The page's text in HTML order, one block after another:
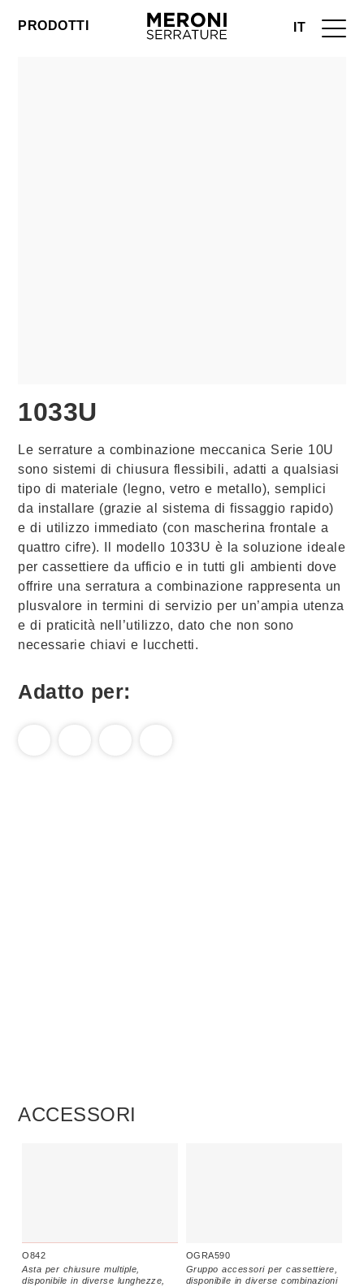
PRODOTTI IT
1033U
Le serrature a combinazione meccanica Serie 10U
sono sistemi di chiusura flessibili, adatti a qualsiasi
tipo di materiale (legno, vetro e metallo), semplici
da installare (grazie al sistema di fissaggio rapido)
e di utilizzo immediato (con mascherina frontale a
quattro cifre). Il modello 1033U è la soluzione ideale
per cassettiere da ufficio e in tutti gli ambienti dove
offrire una serratura a combinazione rappresenta un
plusvalore in termini di servizio per un’ampia utenza
e di praticità nell’utilizzo, dato che non sono
necessarie chiavi e lucchetti.
Adatto per:
ACCESSORI
O842
Asta per chiusure multiple,
disponibile in diverse lunghezze,
OGRA590
Gruppo accessori per cassettiere,
disponibile in diverse combinazioni